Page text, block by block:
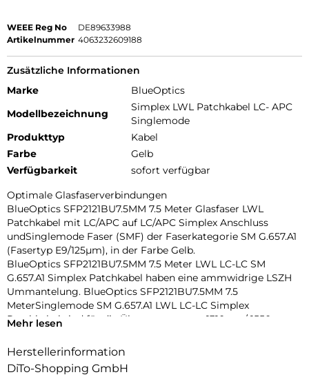
WEEE Reg No
DE89633988
Artikelnummer 4063232609188
Zusätzliche Informationen
Marke
BlueOptics
Modellbezeichnung
Simplex LWL Patchkabel LC- APC
Singlemode
Produkttyp
Kabel
Farbe
Gelb
Verfügbarkeit
sofort verfügbar
Optimale Glasfaserverbindungen
BlueOptics SFP2121BU7.5MM 7.5 Meter Glasfaser LWL
Patchkabel mit LC/APC auf LC/APC Simplex Anschluss
undSinglemode Faser (SMF) der Faserkategorie SM G.657.A1
(Fasertyp E9/125µm), in der Farbe Gelb.
BlueOptics SFP2121BU7.5MM 7.5 Meter LWL LC-LC SM
G.657.A1 Simplex Patchkabel haben eine ammwidrige LSZH
Ummantelung. BlueOptics SFP2121BU7.5MM 7.5
MeterSinglemode SM G.657.A1 LWL LC-LC Simplex
Patchkabel sind für die Übertragung von 1310nm / 1550nm
Verbindung von Patchpanel Ports untereinander oder dem
Mehr lesen
Herstellerinformation
DiTo-Shopping GmbH